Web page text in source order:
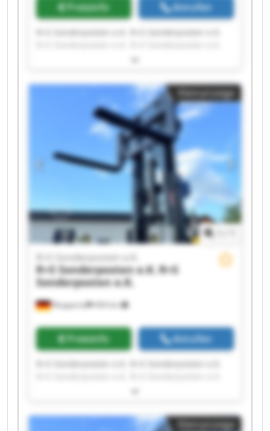
Preisinfo Anrufen
R+S Sonderposten e.K. R+S Sonderposten e.K.
R+S Sonderposten e.K. R+S Sonderposten e.K.
R+S Sonderposten e.K. R+S Sonderposten e.K.
R+S Sonderposten e.K. R+S Sonderposten e.K.
R+S Sonderposten e.K. R+S Sonderposten e.K.
R+S Sonderposten e.K. R+S Sonderposten e.K.
R+S Sonderposten e.K. R+S Sonderposten e.K.
Kleinanzeige
Wuppertal 494 km
R+S Sonderposten e.K.
R+S Sonderposten e.K. R+S
Sonderposten e.K.
Preisinfo Anrufen
R+S Sonderposten e.K. R+S Sonderposten e.K.
R+S Sonderposten e.K. R+S Sonderposten e.K.
R+S Sonderposten e.K. R+S Sonderposten e.K.
Kleinanzeige